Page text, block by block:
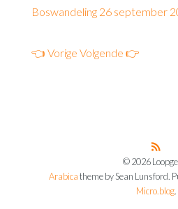
Boswandeling 26 september
👈 Vorige Volgende 👉
© 2026
Arabica theme by Sean Lunsford.
Micro.blog.